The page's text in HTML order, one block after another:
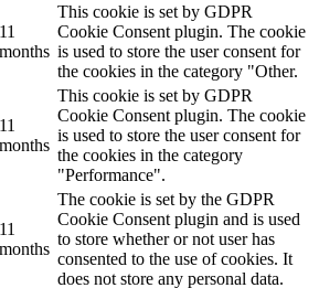
11
months
This cookie is set by GDPR
Cookie Consent plugin. The cookie
is used to store the user consent for
the cookies in the category "Other.
11
months
This cookie is set by GDPR
Cookie Consent plugin. The cookie
is used to store the user consent for
the cookies in the category
"Performance".
11
months
The cookie is set by the GDPR
Cookie Consent plugin and is used
to store whether or not user has
consented to the use of cookies. It
does not store any personal data.